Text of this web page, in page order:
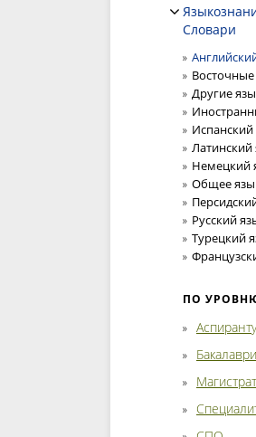
Словари
Другие
Латинский
Немецкий
Общее
Русский
Турецкий
ПО